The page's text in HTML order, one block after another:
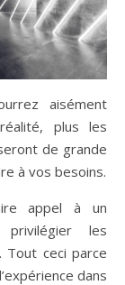
aisément
plus les
de grande
à vos besoins.
appel à un
les
Tout ceci parce
dans